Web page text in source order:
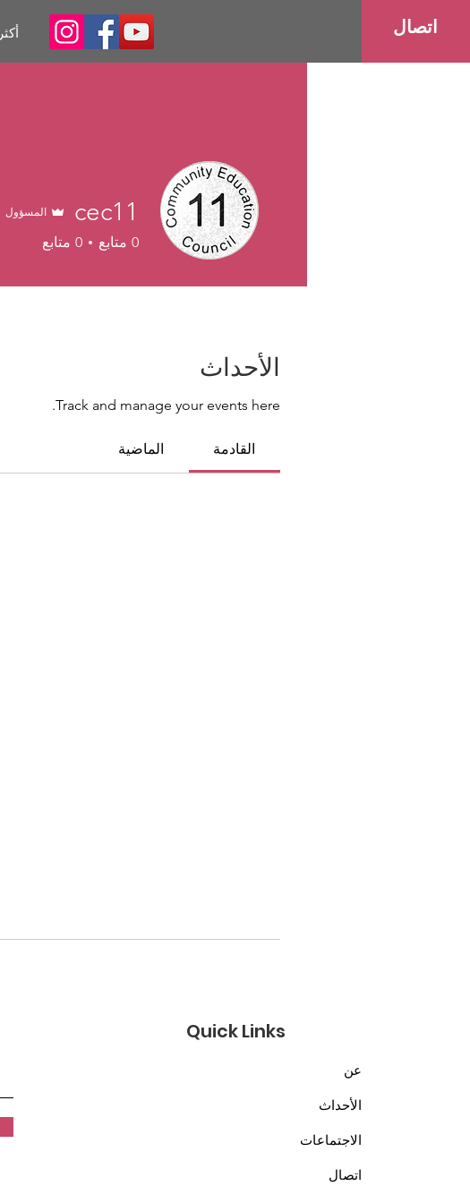
أكثر اتصال
الأحداث
Track and manage your events here.
القادمة الماضية
cec11 المسؤول
0 متابع 0 متابع
Quick Links
عن
الأحداث
الاجتماعات
اتصال